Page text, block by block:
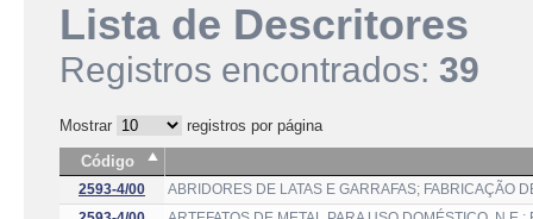
Lista de Descritores
Registros encontrados: 39
Mostrar
registros por página
Código
2593-4/00
ABRIDORES DE LATAS E GARRAFAS; FABRICAÇÃO